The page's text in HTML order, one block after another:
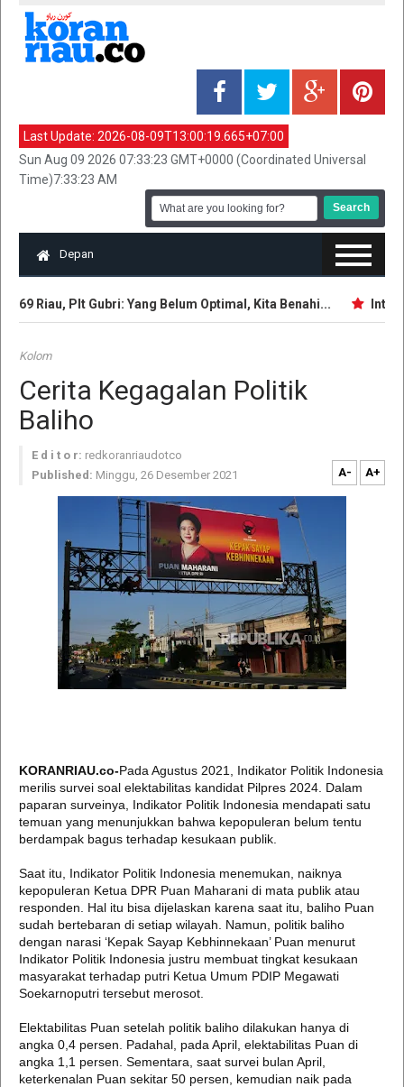
Last Update: 2026-08-09T13:00:19.665+07:00
Sun Aug 09 2026 07:33:23 GMT+0000 (Coordinated Universal
Time)7:33:23 AM
Depan
69 Riau, Plt Gubri: Yang Belum Optimal, Kita Benahi... Intelijen
Kolom
Cerita Kegagalan Politik
Baliho
E d i t o r: redkoranriaudotco
Published: Minggu, 26 Desember 2021 A- A+
KORANRIAU.co-Pada Agustus 2021, Indikator Politik Indonesia
merilis survei soal elektabilitas kandidat Pilpres 2024. Dalam
paparan surveinya, Indikator Politik Indonesia mendapati satu
temuan yang menunjukkan bahwa kepopuleran belum tentu
berdampak bagus terhadap kesukaan publik.
Saat itu, Indikator Politik Indonesia menemukan, naiknya
kepopuleran Ketua DPR Puan Maharani di mata publik atau
responden. Hal itu bisa dijelaskan karena saat itu, baliho Puan
sudah bertebaran di setiap wilayah. Namun, politik baliho
dengan narasi ‘Kepak Sayap Kebhinnekaan’ Puan menurut
Indikator Politik Indonesia justru membuat tingkat kesukaan
masyarakat terhadap putri Ketua Umum PDIP Megawati
Soekarnoputri tersebut merosot.
Elektabilitas Puan setelah politik baliho dilakukan hanya di
angka 0,4 persen. Padahal, pada April, elektabilitas Puan di
angka 1,1 persen. Sementara, saat survei bulan April,
keterkenalan Puan sekitar 50 persen, kemudian naik pada